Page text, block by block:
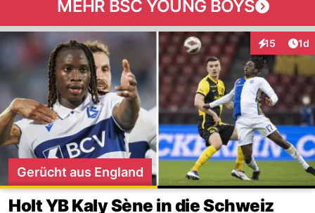
MEHR BSC YOUNG BOYS
15 1d
Gerücht aus England
Holt YB Kaly Sène in die Schweiz